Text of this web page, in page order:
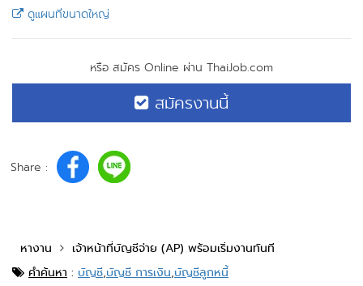
ดูแผนที่ขนาดใหญ่
หรือ สมัคร Online ผ่าน ThaiJob.com
สมัครงานนี้
Share :
หางาน
เจ้าหน้าที่บัญชีจ่าย (AP) พร้อมเริ่มงานทันที
คำค้นหา : บัญชี,บัญชี การเงิน,บัญชีลูกหนี้